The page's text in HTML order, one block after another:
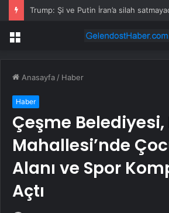
Trump: Şi ve Putin İran’a silah
Menü
Anasayfa / Haber
Haber
Çeşme Belediyesi,
Mahallesi’nde
Alanı ve Spor
Açtı